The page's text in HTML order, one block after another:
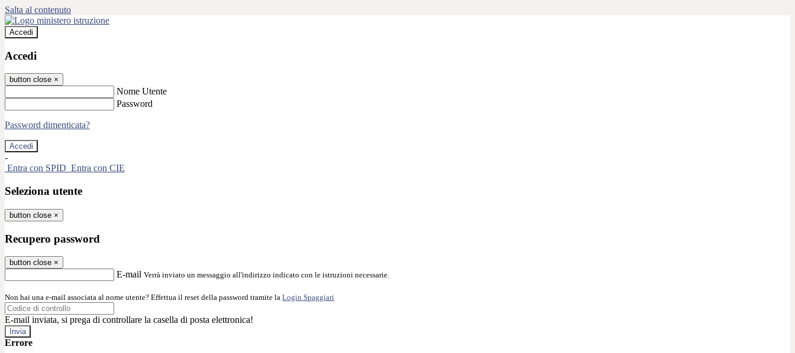
Salta al contenuto
Accedi
Accedi
button close ×
Nome Utente
Password
Password dimenticata?
-
Entra con SPID Entra con CIE
Seleziona utente
button close ×
Recupero password
button close ×
E-mail Verrà inviato un messaggio all'indirizzo indicato con le istruzioni necessarie.
Non hai una e-mail associata al nome utente? Effettua il reset della password tramite la Login Spaggiari
E-mail inviata, si prega di controllare la casella di posta elettronica!
Errore